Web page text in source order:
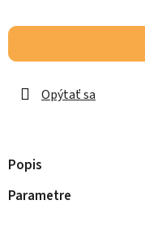
Opýtať sa
Popis
Parametre